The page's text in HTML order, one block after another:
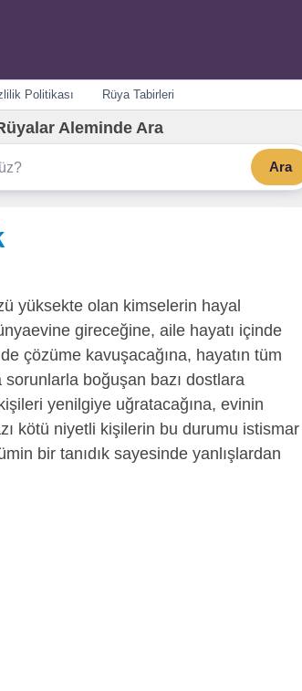
Politikası Rüya Tabirleri
Aleminde Ara
Ara
yüksekte olan kimselerin hayal
gireceğine, aile hayatı içinde
çözüme kavuşacağına, hayatın tüm
boğuşan bazı dostlara
yenilgiye uğratacağına, evinin
kötü niyetli kişilerin bu durumu istismar
bir tanıdık sayesinde yanlışlardan